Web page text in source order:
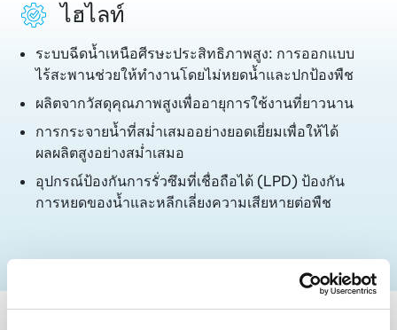
ไฮไลท์
ระบบฉีดน้ำเหนือศีรษะประสิทธิภาพสูง: การออกแบบ
ไร้สะพานช่วยให้ทำงานโดยไม่หยดน้ำและปกป้องพืช
ผลิตจากวัสดุคุณภาพสูงเพื่ออายุการใช้งานที่ยาวนาน
การกระจายน้ำที่สม่ำเสมออย่างยอดเยี่ยมเพื่อให้ได้
ผลผลิตสูงอย่างสม่ำเสมอ
อุปกรณ์ป้องกันการรั่วซึมที่เชื่อถือได้ (LPD) ป้องกัน
การหยดของน้ำและหลีกเลี่ยงความเสียหายต่อพืช